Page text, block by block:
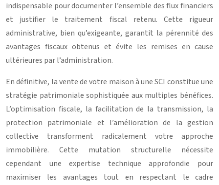
indispensable pour documenter l’ensemble des flux financiers
et justifier le traitement fiscal retenu. Cette rigueur
administrative, bien qu’exigeante, garantit la pérennité des
avantages fiscaux obtenus et évite les remises en cause
ultérieures par l’administration.
En définitive, la vente de votre maison à une SCI constitue une
stratégie patrimoniale sophistiquée aux multiples bénéfices.
L’optimisation fiscale, la facilitation de la transmission, la
protection patrimoniale et l’amélioration de la gestion
collective transforment radicalement votre approche
immobilière. Cette mutation structurelle nécessite
cependant une expertise technique approfondie pour
maximiser les avantages tout en respectant le cadre